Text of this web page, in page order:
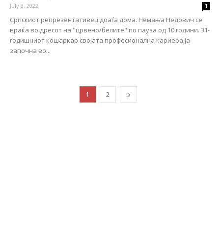
July 8, 2022 1
Српскиот репрезентативец доаѓа дома. Немања Недович се
враќа во дресот на "црвено/белите" по пауза од 10 години. 31-
годишниот кошаркар својата професионална кариера ја
започна во...
1 2